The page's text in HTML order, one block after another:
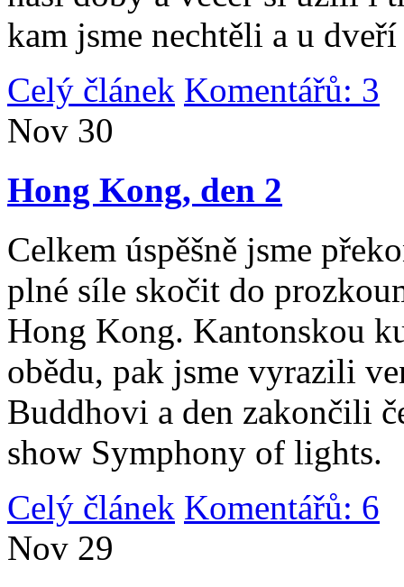
kam jsme nechtěli a u
Celý článek Komentářů: 3
Nov 30
Hong Kong, den 2
Celkem úspěšně jsme
plné síle skočit do
Hong Kong. Kantonskou
obědu, pak jsme vyrazili
Buddhovi a den zakončili
show Symphony of lights.
Celý článek Komentářů: 6
Nov 29